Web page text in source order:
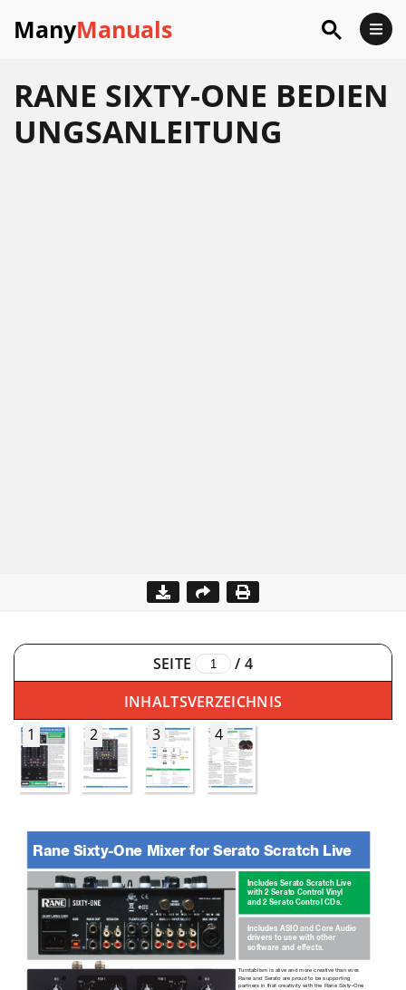
ManyManuals
RANE SIXTY-ONE BEDIEN
UNGSANLEITUNG
SEITE / 4
INHALTSVERZEICHNIS
1
2 3 4
Turntablism is alive and more creative than ever.
Rane and Serato are proud to be supporting
partners in that creativity with the Rane Sixty-One
Includes Serato Scratch Live
with 2 Serato Control Vinyl
and 2 Serato Control CDs.
Includes ASIO and Core Audio
drivers to use with other
software and effects.
Rane Sixty-One Mixer for Serato Scratch Live